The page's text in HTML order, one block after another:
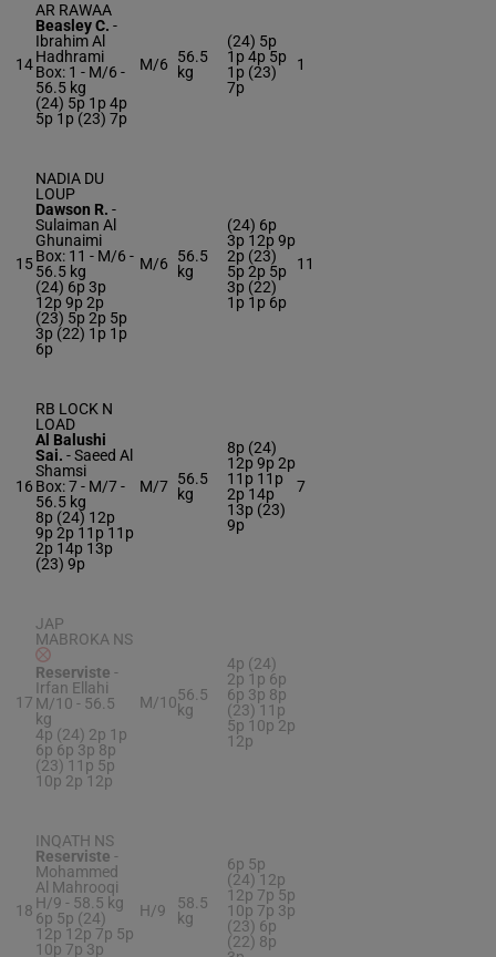
14
AR RAWAA
Beasley C. -
Ibrahim Al
Hadhrami
Box: 1 - M/6 -
56.5 kg
(24) 5p 1p 4p
5p 1p (23) 7p
M/6
56.5
kg
(24) 5p
1p 4p 5p
1p (23)
7p
1
15
NADIA DU
LOUP
Dawson R. -
Sulaiman Al
Ghunaimi
Box: 11 - M/6 -
56.5 kg
(24) 6p 3p
12p 9p 2p
(23) 5p 2p 5p
3p (22) 1p 1p
6p
M/6
56.5
kg
(24) 6p
3p 12p 9p
2p (23)
5p 2p 5p
3p (22)
1p 1p 6p
11
16
RB LOCK N
LOAD
Al Balushi
Sai. -Saeed Al
Shamsi
Box: 7 - M/7 -
56.5 kg
8p (24) 12p
9p 2p 11p 11p
2p 14p 13p
(23) 9p
M/7 56.5
kg
8p (24)
12p 9p 2p
11p 11p
2p 14p
13p (23)
9p
7
17
JAP
MABROKA NS
Reserviste -
Irfan Ellahi
M/10 - 56.5
kg
4p (24) 2p 1p
6p 6p 3p 8p
(23) 11p 5p
10p 2p 12p
M/1056.5
kg
4p (24)
2p 1p 6p
6p 3p 8p
(23) 11p
5p 10p 2p
12p
18
INQATH NS
Reserviste -
Mohammed
Al Mahrooqi
H/9 - 58.5 kg
6p 5p (24)
12p 12p 7p 5p
10p 7p 3p
H/9
58.5
kg
6p 5p
(24) 12p
12p 7p 5p
10p 7p 3p
(23) 6p
(22) 8p